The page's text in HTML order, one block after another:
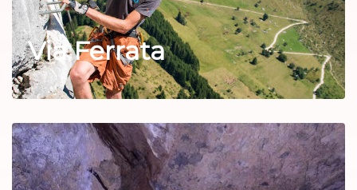
Via Ferrata